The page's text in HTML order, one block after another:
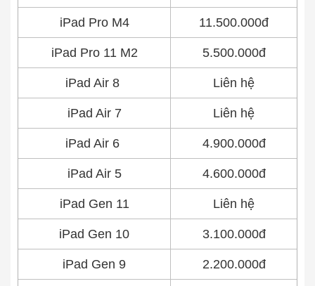
iPad Pro M4 11.500.000đ
iPad Pro 11 M2 5.500.000đ
iPad Air 8 Liên hệ
iPad Air 7 Liên hệ
iPad Air 6 4.900.000đ
iPad Air 5 4.600.000đ
iPad Gen 11 Liên hệ
iPad Gen 10 3.100.000đ
iPad Gen 9 2.200.000đ